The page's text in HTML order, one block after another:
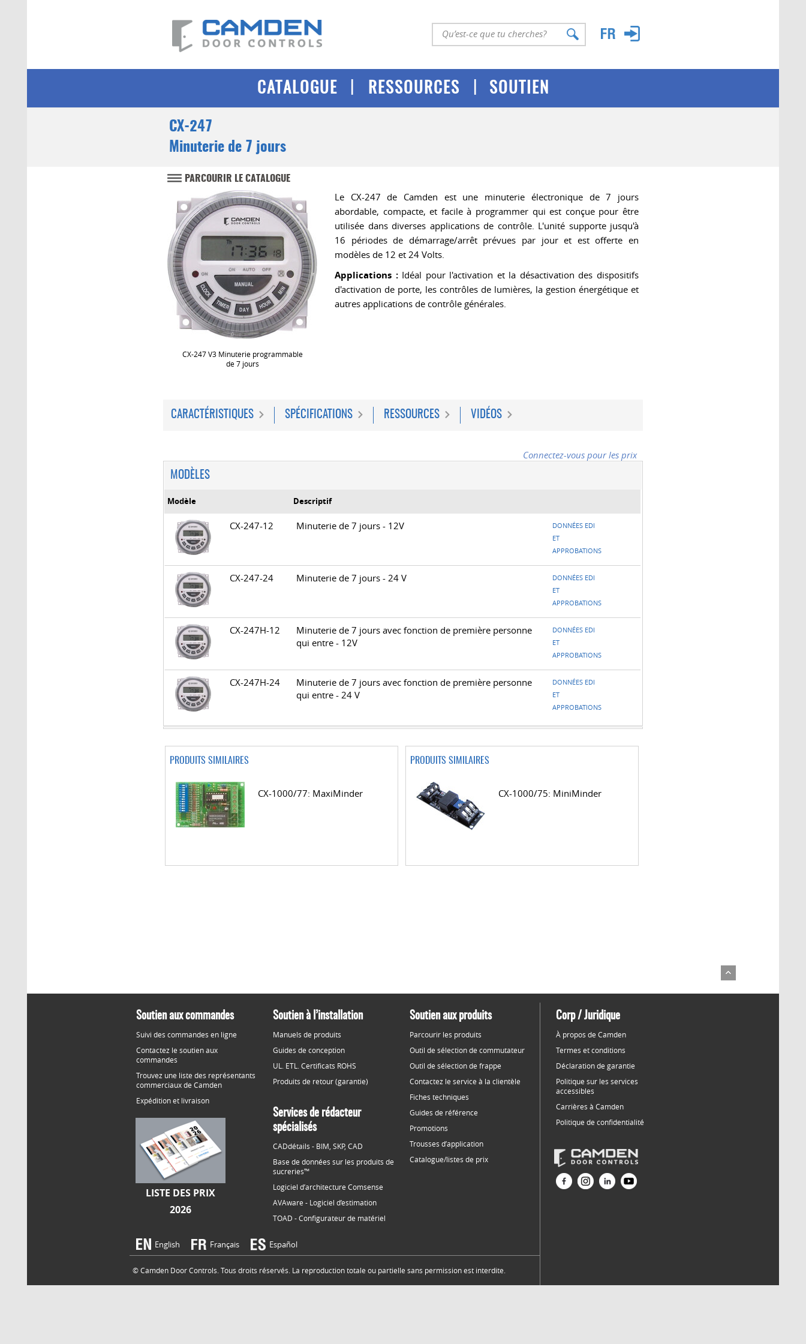
CATALOGUE RESSOURCES SOUTIEN
CX-247
Minuterie de 7 jours
PARCOURIR LE CATALOGUE
CX-247 V3 Minuterie programmable
de 7 jours
Le CX-247 de Camden est une minuterie électronique de 7 jours
abordable, compacte, et facile à programmer qui est conçue pour être
utilisée dans diverses applications de contrôle. L'unité supporte jusqu'à
16 périodes de démarrage/arrêt prévues par jour et est offerte en
modèles de 12 et 24 Volts.
Applications :Idéal pour l'activation et la désactivation des dispositifs
d'activation de porte, les contrôles de lumières, la gestion énergétique et
autres applications de contrôle générales.
CARACTÉRISTIQUES SPÉCIFICATIONS RESSOURCES VIDÉOS
Connectez-vous pour les prix
MODÈLES
Modèle Descriptif
CX-247-12 Minuterie de 7 jours - 12V
DONNÉES EDI
ET
APPROBATIONS
CX-247-24 Minuterie de 7 jours - 24 V
DONNÉES EDI
ET
APPROBATIONS
CX-247H-12
Minuterie de 7 jours avec fonction de première personne
qui entre - 12V
DONNÉES EDI
ET
APPROBATIONS
CX-247H-24
Minuterie de 7 jours avec fonction de première personne
qui entre - 24 V
DONNÉES EDI
ET
APPROBATIONS
PRODUITS SIMILAIRES
CX-1000/77: MaxiMinder
PRODUITS SIMILAIRES
CX-1000/75: MiniMinder
Soutien aux commandes
Suivi des commandes en ligne
Contactez le soutien aux
commandes
Trouvez une liste des représentants
commerciaux de Camden
Expédition et livraison
LISTE DES PRIX
2026
Soutien à l’installation
Manuels de produits
Guides de conception
UL. ETL. Certificats ROHS
Produits de retour (garantie)
Services de rédacteur
spécialisés
CADdétails - BIM, SKP, CAD
Base de données sur les produits de
sucreries™
Logiciel d’architecture Comsense
AVAware - Logiciel d’estimation
TOAD - Configurateur de matériel
Soutien aux produits
Parcourir les produits
Outil de sélection de commutateur
Outil de sélection de frappe
Contactez le service à la clientèle
Fiches techniques
Guides de référence
Promotions
Trousses d’application
Catalogue/listes de prix
Corp / Juridique
À propos de Camden
Termes et conditions
Déclaration de garantie
Politique sur les services
accessibles
Carrières à Camden
Politique de confidentialité
English Français Español
© Camden Door Controls. Tous droits réservés. La reproduction totale ou partielle sans permission est interdite.